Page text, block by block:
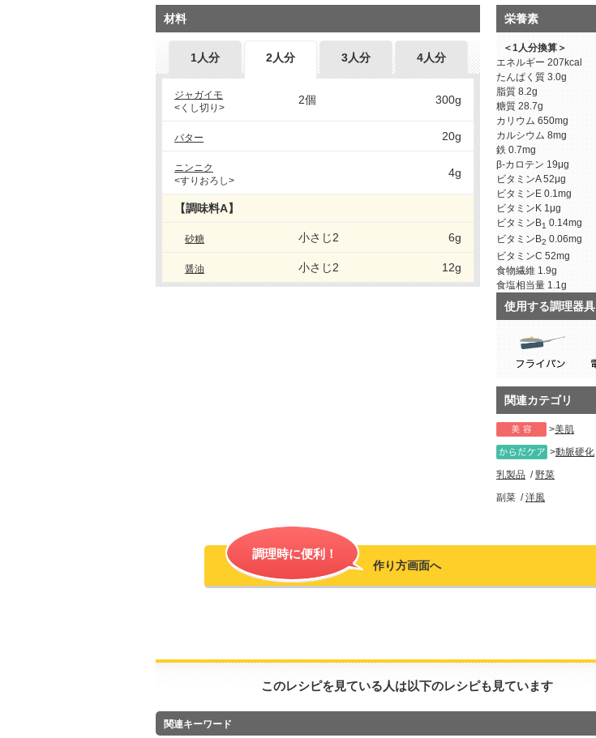
材料
1人分 2人分 3人分 4人分
ジャガイモ
<くし切り>
2個 300g
バター 20g
ニンニク
<すりおろし>
4g
【調味料A】
砂糖 小さじ2 6g
醤油 小さじ2 12g
栄養素
＜1人分換算＞
エネルギー 207kcal
たんぱく質 3.0g
脂質 8.2g
糖質 28.7g
カリウム 650mg
カルシウム 8mg
鉄 0.7mg
β-カロテン 19μg
ビタミンA 52μg
ビタミンE 0.1mg
ビタミンK 1μg
ビタミンB1 0.14mg
ビタミンB2 0.06mg
ビタミンC 52mg
食物繊維 1.9g
食塩相当量 1.1g
使用する調理器具
関連カテゴリ
美肌
動脈硬化
乳製品
野菜
副菜
洋風
調理時に便利！
作り方画面へ
このレシピを見ている人は以下のレシピも見ています
関連キーワード